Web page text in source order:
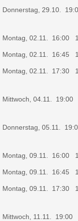
Donnerstag, 29.10.
Montag, 02.11. 16:00
Montag, 02.11. 16:45
Montag, 02.11. 17:30
Mittwoch, 04.11.
Donnerstag, 05.11.
Montag, 09.11. 16:00
Montag, 09.11. 16:45
Montag, 09.11. 17:30
Mittwoch, 11.11.